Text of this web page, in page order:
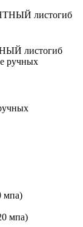
листогиб
мпа)
мпа)